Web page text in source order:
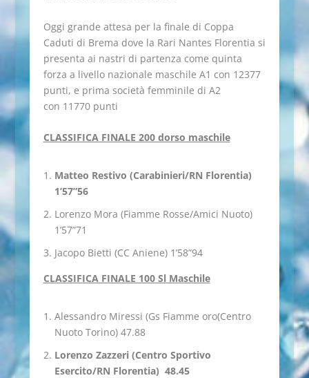
Oggi grande attesa per la finale di Coppa
Caduti di Brema dove la Rari Nantes Florentia si
presenta ai nastri di partenza come quinta
forza a livello nazionale maschile A1 con 12377
punti, e prima società femminile di A2
con 11770 punti
CLASSIFICA FINALE 200 dorso maschile
Matteo Restivo (Carabinieri/RN Florentia)
1’57”56
Lorenzo Mora (Fiamme Rosse/Amici Nuoto)
1’57”71
Jacopo Bietti (CC Aniene) 1’58”94
CLASSIFICA FINALE 100 Sl Maschile
Alessandro Miressi (Gs Fiamme oro(Centro
Nuoto Torino) 47.88
Lorenzo Zazzeri (Centro Sportivo
Esercito/RN Florentia) 48.45